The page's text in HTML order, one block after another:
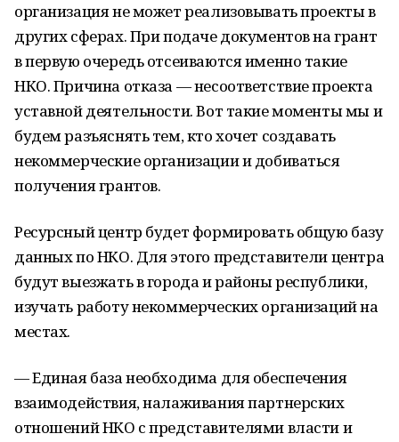
организация не может реализовывать проекты в
других сферах. При подаче документов на грант
в первую очередь отсеиваются именно такие
НКО. Причина отказа — несоответствие проекта
уставной деятельности. Вот такие моменты мы и
будем разъяснять тем, кто хочет создавать
некоммерческие организации и добиваться
получения грантов.
Ресурсный центр будет формировать общую базу
данных по НКО. Для этого представители центра
будут выезжать в города и районы республики,
изучать работу некоммерческих организаций на
местах.
— Единая база необходима для обеспечения
взаимодействия, налаживания партнерских
отношений НКО с представителями власти и